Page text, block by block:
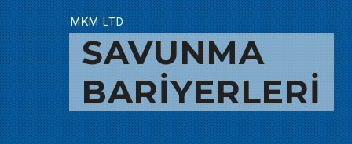
MKM LTD
SAVUNMA
BARIYERLERI